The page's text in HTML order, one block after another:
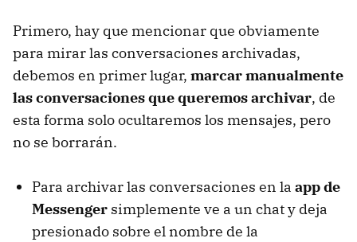
Primero, hay que mencionar que obviamente
para mirar las conversaciones archivadas,
debemos en primer lugar, marcar manualmente
las conversaciones que queremos archivar, de
esta forma solo ocultaremos los mensajes, pero
no se borrarán.
Para archivar las conversaciones en la app de
Messenger simplemente ve a un chat y deja
presionado sobre el nombre de la